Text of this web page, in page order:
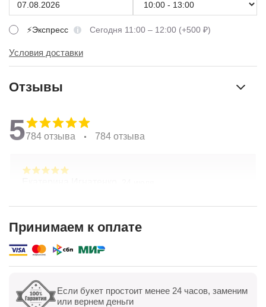
⚡Экспресс Сегодня 11:00 – 12:00 (+500 ₽)
Условия доставки
Отзывы
5784 отзыва 784 отзыва
Хорошая ценовая политика. Отличная доставка!
Показать все Оставить отзыв
Принимаем к оплате
Если букет простоит менее 24 часов, заменим
или вернем деньги